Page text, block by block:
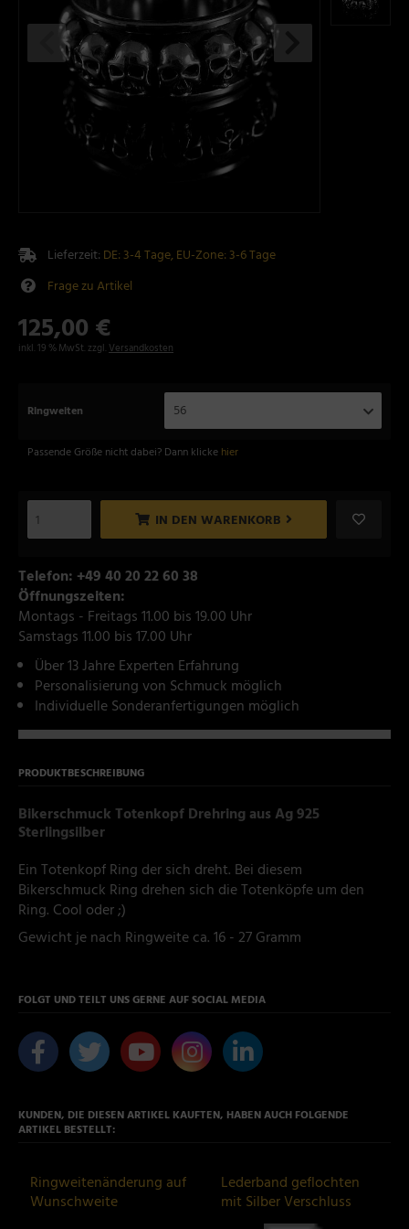
Lieferzeit: DE: 3-4 Tage, EU-Zone: 3-6 Tage
Frage zu Artikel
125,00 €
inkl. 19 % MwSt. zzgl. Versandkosten
Ringweiten 56
Passende Größe nicht dabei? Dann klicke hier
IN DEN WARENKORB
Telefon: +49 40 20 22 60 38
Öffnungszeiten:
Montags - Freitags 11.00 bis 19.00 Uhr
Samstags 11.00 bis 17.00 Uhr
Über 13 Jahre Experten Erfahrung
Personalisierung von Schmuck möglich
Individuelle Sonderanfertigungen möglich
PRODUKTBESCHREIBUNG
Bikerschmuck Totenkopf Drehring aus Ag 925
Sterlingsilber
Ein Totenkopf Ring der sich dreht. Bei diesem
Bikerschmuck Ring drehen sich die Totenköpfe um den
Ring. Cool oder ;)
Gewicht je nach Ringweite ca. 16 - 27 Gramm
FOLGT UND TEILT UNS GERNE AUF SOCIAL MEDIA
KUNDEN, DIE DIESEN ARTIKEL KAUFTEN, HABEN AUCH FOLGENDE
ARTIKEL BESTELLT:
Ringweitenänderung auf
Wunschweite
Lederband geflochten
mit Silber Verschluss